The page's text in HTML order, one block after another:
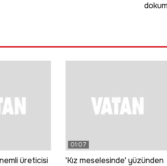
üreticisi
01:07
'Kız meselesinde' yüzünden